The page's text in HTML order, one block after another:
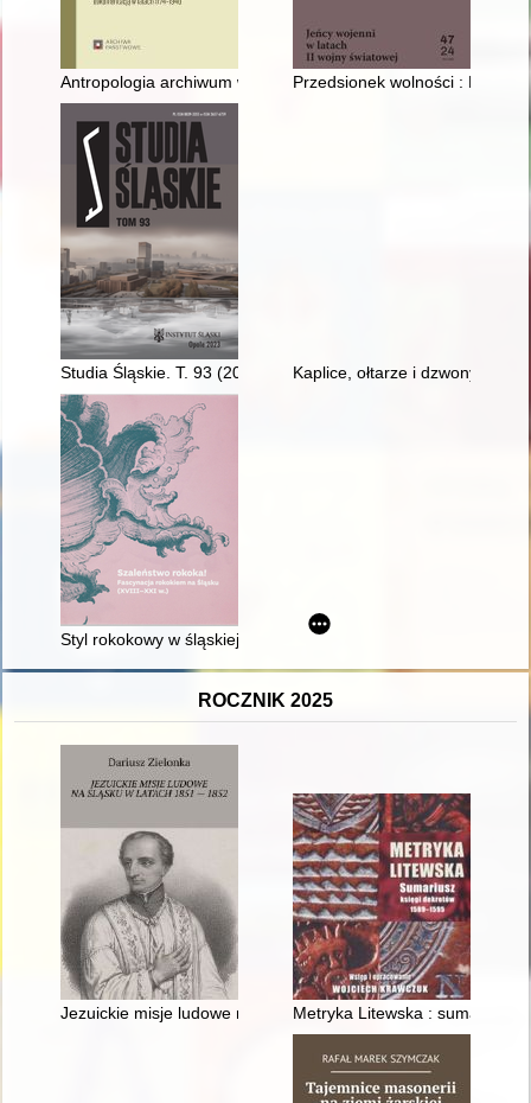
Antropologia archiwum w Stanach Zjednoczonych : zarys
Przedsionek wolności : Polski
Studia Śląskie. T. 93 (2023) Kaplice, ołtarze i dzwony w
Styl rokokowy w śląskiej sztuce wydawniczej
ROCZNIK 2025
Jezuickie misje ludowe na Śląsku w latach 1851-1852
Metryka Litewska : sumariusz